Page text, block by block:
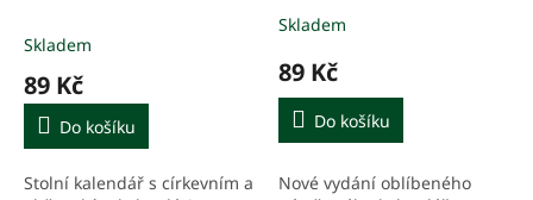
Slezska
Skladem
89 Kč
Do košíku
Stolní kalendář s církevním a
Průměrné
produktu
je
5,0
z
hvězdiček.
Skladem
89 Kč
Do košíku
Nové vydání oblíbeného